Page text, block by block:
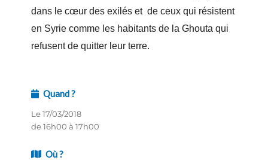
dans le cœur des exilés et de ceux qui résistent
en Syrie comme les habitants de la Ghouta qui
refusent de quitter leur terre.
Quand ?
Le 17/03/2018
de 16h00 à 17h00
Où ?